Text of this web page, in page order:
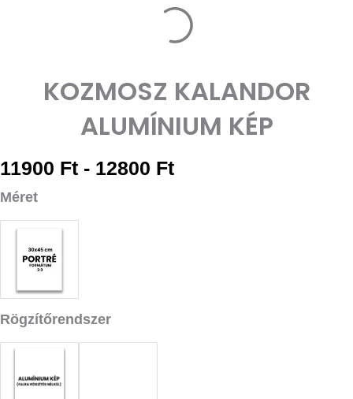
KOZMOSZ KALANDOR
ALUMÍNIUM KÉP
11900 Ft - 12800 Ft
Méret
Rögzítőrendszer